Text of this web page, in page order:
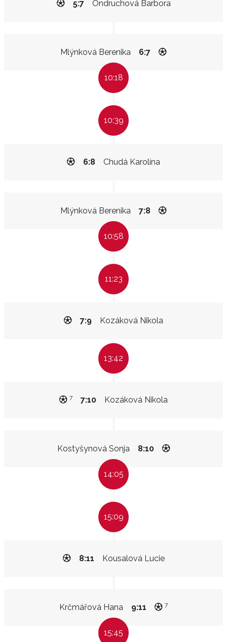
Ondruchová Barbora
5:7
Mlýnková Berenika 6:7
10:18
10:39
Chudá Karolína
6:8
Mlýnková Berenika 7:8
10:58
11:23
Kozáková Nikola
7:9
13:42
Kozáková Nikola
7:10
7
Kostyšynová Sonja 8:10
14:05
15:09
Kousalová Lucie
8:11
Krčmářová Hana 9:11 7
15:45